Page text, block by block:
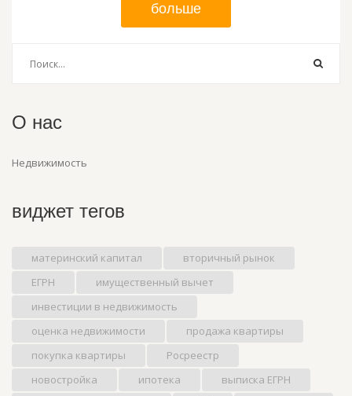
больше
О нас
Недвижимость
виджет тегов
материнский капитал
вторичный рынок
ЕГРН
имущественный вычет
инвестиции в недвижимость
оценка недвижимости
продажа квартиры
покупка квартиры
Росреестр
новостройка
ипотека
выписка ЕГРН